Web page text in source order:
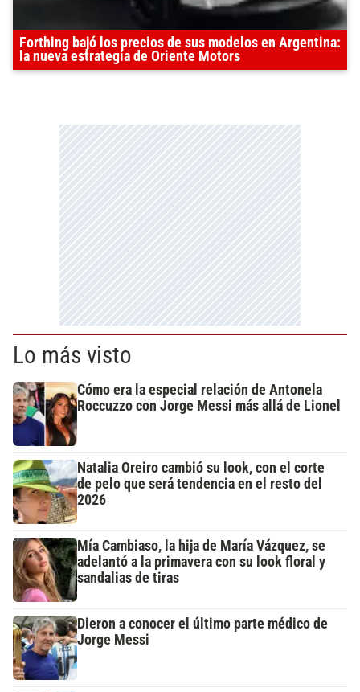
Forthing bajó los precios de sus modelos en Argentina:
la nueva estrategia de Oriente Motors
Lo más visto
Cómo era la especial relación de Antonela
Roccuzzo con Jorge Messi más allá de Lionel
Natalia Oreiro cambió su look, con el corte
de pelo que será tendencia en el resto del
2026
Mía Cambiaso, la hija de María Vázquez, se
adelantó a la primavera con su look floral y
sandalias de tiras
Dieron a conocer el último parte médico de
Jorge Messi